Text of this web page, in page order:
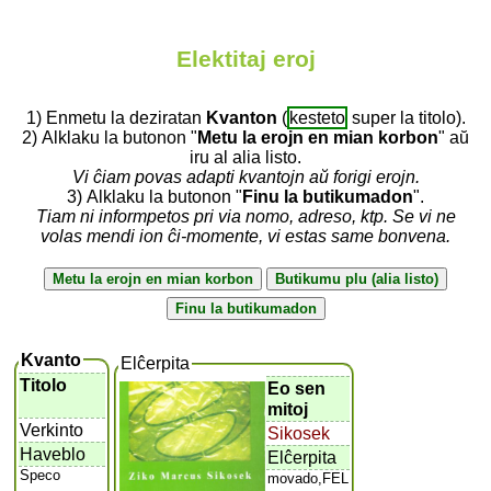
Elektitaj eroj
1) Enmetu la deziratan Kvanton ( kesteto super la titolo).
2) Alklaku la butonon " Metu la erojn en mian korbon" aŭ
iru al alia listo.
Vi ĉiam povas adapti kvantojn aŭ forigi erojn.
3) Alklaku la butonon " Finu la butikumadon".
Tiam ni informpetos pri via nomo, adreso, ktp. Se vi ne
volas mendi ion ĉi-momente, vi estas same bonvena.
Kvanto
Titolo
Verkinto
Haveblo
Speco
Elĉerpita
Eo sen
mitoj
Sikosek
Elĉerpita
movado,FEL